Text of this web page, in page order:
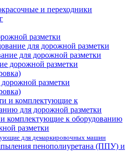
и переходники
разметки
для дорожной разметки
разметки
и комплектующие к оборудованию
разметки
для демаркировочных машин
пенополиуретана (ППУ) и